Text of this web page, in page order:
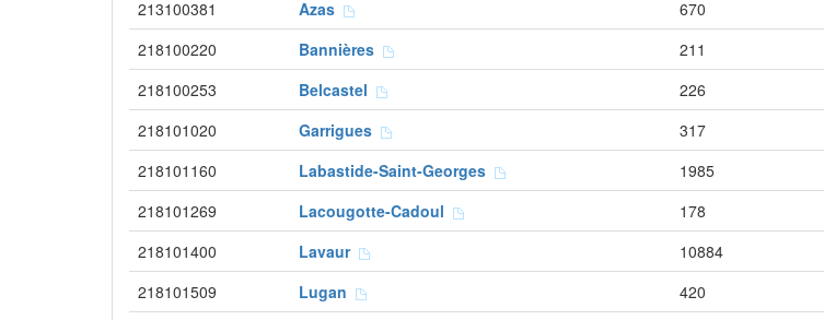
213100381 Azas 670
218100220 Bannières 211
218100253 Belcastel 226
218101020 Garrigues 317
218101160 Labastide-Saint-Georges 1985
218101269 Lacougotte-Cadoul 178
218101400 Lavaur 10884
218101509 Lugan 420